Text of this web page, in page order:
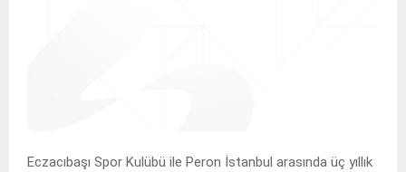
Eczacıbaşı Spor Kulübü ile Peron İstanbul arasında üç yıllık